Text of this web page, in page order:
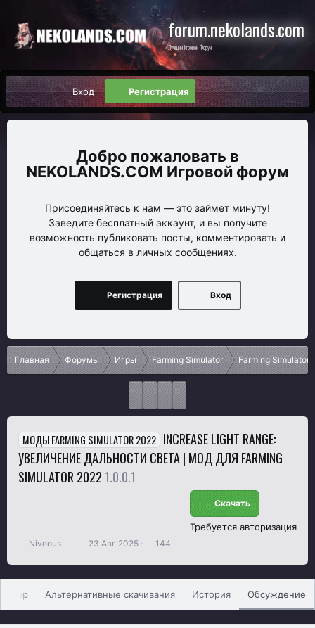
forum.nekolands.com
Лучший Игровой Форум
Вход Регистрация
NEKOLANDS.COM Игровой форум
Присоединяйтесь к нам — это займет минуту!
Заведите бесплатный аккаунт, и вы получите
возможность публиковать посты, комментировать и
общаться в личных сообщениях.
Вход
Регистрация
Главная Форумы Игры Farming Simulator Farming Simulator
МОДЫ FARMING SIMULATOR 2022 INCREASE LIGHT RANGE:
УВЕЛИЧЕНИЕ ДАЛЬНОСТИ СВЕТА | МОД ДЛЯ FARMING
SIMULATOR 20221.0.0.1
Скачать
Требуется авторизация
А
т
о
Niveous
Д
т
а
н
23 Авг 2025
П
о
с
м
144
Обзор Альтернативные скачивания История Обсуждение